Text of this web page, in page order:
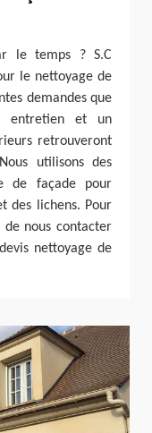
le temps ? S.C
le nettoyage de
demandes que
entretien et un
retrouveront
utilisons des
de façade pour
des lichens. Pour
nous contacter
nettoyage de